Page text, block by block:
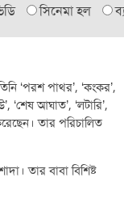
সিনেমা হল
‘পরশ পাথর’, ‘কংকর’,
‘শেষ আঘাত’, ‘লটারি’,
তার পরিচালিত
তার বাবা বিশিষ্ট